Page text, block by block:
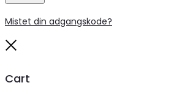
Mistet din adgangskode?
Cart